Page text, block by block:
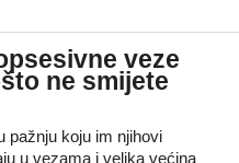
veze
ne smijete
pažnju koju im njihovi
u vezama i velika većina